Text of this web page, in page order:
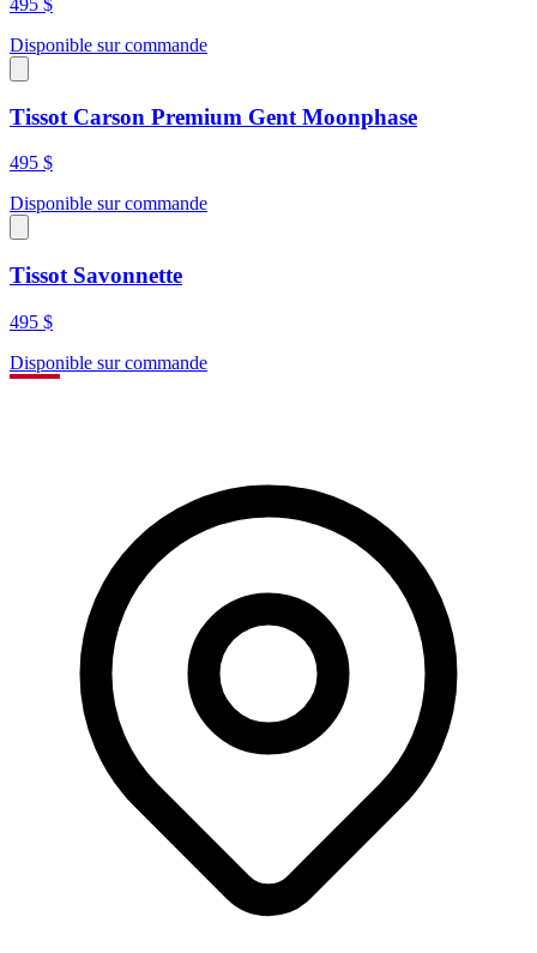
Disponible sur commande
Tissot Carson Premium Gent Moonphase
495 $
Disponible sur commande
Tissot Savonnette
495 $
Disponible sur commande